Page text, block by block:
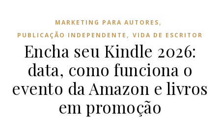
MARKETING PARA AUTORES,
PUBLICAÇÃO INDEPENDENTE , VIDA DE ESCRITOR
Encha seu Kindle 2026:
data, como funciona o
evento da Amazon e livros
em promoção